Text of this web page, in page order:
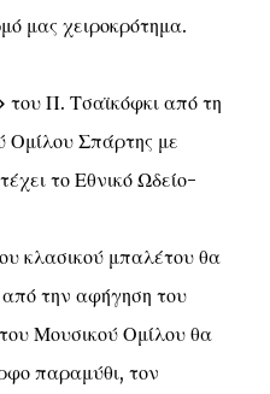
μας χειροκρότημα.
Π. Τσαϊκόφκι από τη
Ομίλου Σπάρτης με
το Εθνικό Ωδείο-
κλασικού μπαλέτου θα
την αφήγηση του
Μουσικού Ομίλου θα
παραμύθι, τον